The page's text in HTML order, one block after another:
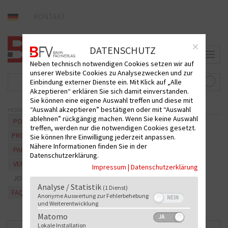
T
>
PORTRAIT
PROGRAMM
PARTNER
VERLAGSTEAM
JOBS
FAQ
DATENSCHUTZ
Neben technisch notwendigen Cookies setzen wir auf
unserer Website Cookies zu Analysezwecken und zur
Einbindung externer Dienste ein. Mit Klick auf „Alle
Akzeptieren“ erklären Sie sich damit einverstanden.
Sie können eine eigene Auswahl treffen und diese mit
“Auswahl akzeptieren” bestätigen oder mit “Auswahl
ablehnen” rückgängig machen. Wenn Sie keine Auswahl
treffen, werden nur die notwendigen Cookies gesetzt.
Sie können Ihre Einwilligung jederzeit anpassen.
Nähere Informationen finden Sie in der
Datenschutzerklärung.
Impressum | Datenschutzerklärung
Analyse / Statistik (1 Dienst)
Anonyme Auswertung zur Fehlerbehebung
und Weiterentwicklung
Matomo
Lokale Installation